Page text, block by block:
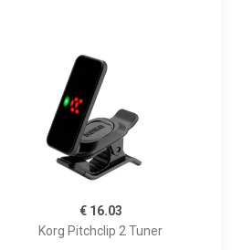
€ 16.03
Korg Pitchclip 2 Tuner